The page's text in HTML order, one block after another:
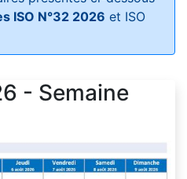
ISO N°32 2026 et ISO
- Semaine